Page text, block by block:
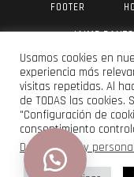
FOOTER
JAIME
JUAN ANTONIO VALVERDE
LUIS VANEGAS
MOISÉS
POLÍTICA DE
RICCO WHEEL
Usamos cookies en
experiencia más
visitas repetidas. Al
de TODAS las
"Configuración de
consentimiento
Do not sell my